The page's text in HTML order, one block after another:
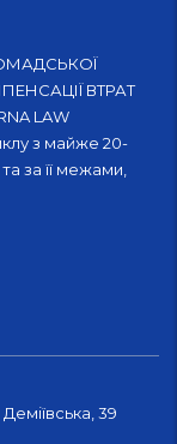
ВТРАТ
LAW
з майже 20-
за її межами,
39